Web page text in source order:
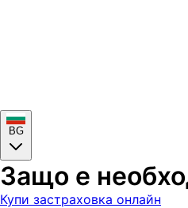
BG
Защо е
Купи застраховка онлайн